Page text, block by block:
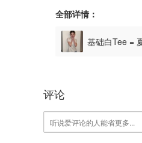
全部详情：
基础白Tee =
评论